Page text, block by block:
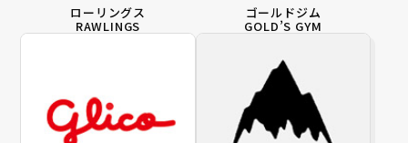
ローリングス
RAWLINGS
ゴールドジム
GOLD’S GYM